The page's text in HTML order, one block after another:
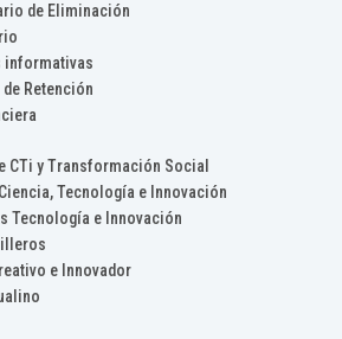
de Eliminación
informativas
Retención
CTi y Transformación Social
Tecnología e Innovación
Tecnología e Innovación
e Innovador